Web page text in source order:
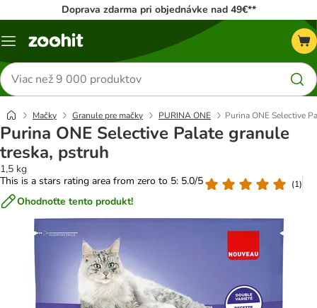
Doprava zdarma pri objednávke nad 49€**
Kategórie
Hľadať
produkty
Mačky Granule pre mačky PURINA ONE Purina ONE Selective
Purina ONE Selective Palate granule
treska, pstruh
1,5 kg
This is a stars rating area from zero to 5: 5.0/5
(1)
Ohodnoťte tento produkt!